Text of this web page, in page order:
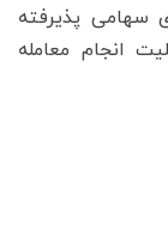
سهامی پذیرفته
انجام معامله